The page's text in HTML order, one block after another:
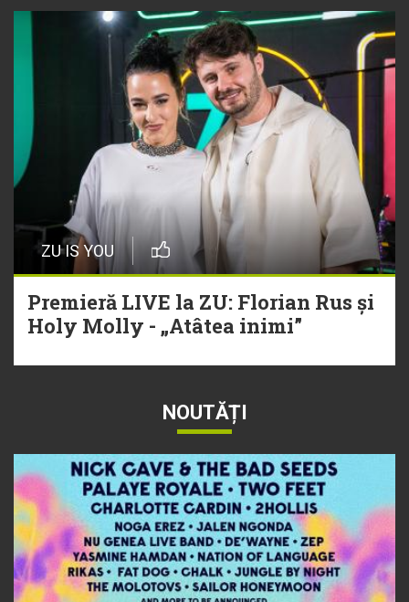
ZU IS YOU
Premieră LIVE la ZU: Florian Rus și
Holy Molly - „Atâtea inimi”
NOUTĂȚI